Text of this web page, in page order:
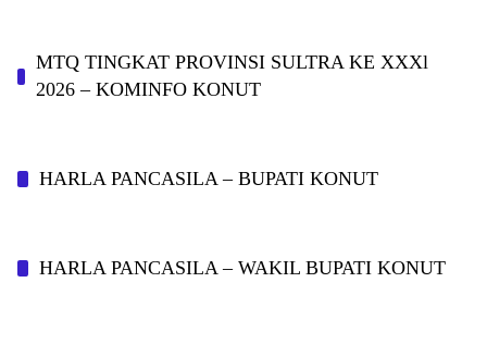
MTQ TINGKAT PROVINSI SULTRA KE XXXl
2026 – KOMINFO KONUT
HARLA PANCASILA – BUPATI KONUT
HARLA PANCASILA – WAKIL BUPATI KONUT